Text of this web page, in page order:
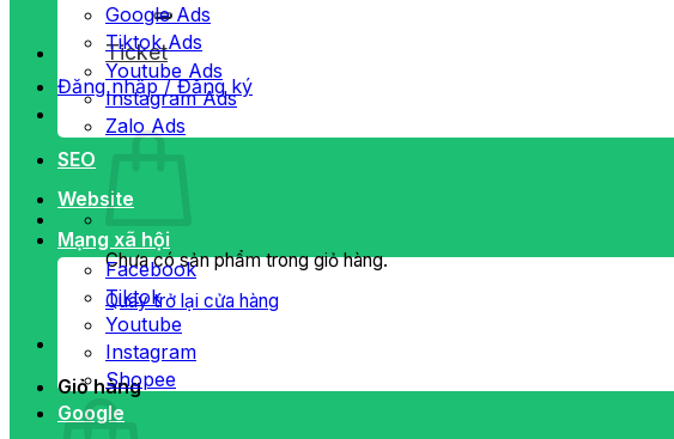
Ticket
Đăng nhập / Đăng ký
Chưa có sản phẩm trong giỏ hàng.
Quay trở lại cửa hàng
Giỏ hàng
Google Ads
Tiktok Ads
Youtube Ads
Instagram Ads
Zalo Ads
SEO
Website
Mạng xã hội
Facebook
Tiktok
Youtube
Instagram
Shopee
Google